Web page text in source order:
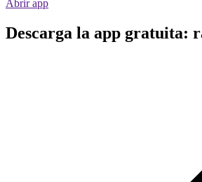
Abrir app
Descarga la app gratuita: